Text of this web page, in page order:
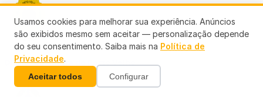
Diário Prefeitura de Porto Velho
Usamos cookies para melhorar sua experiência. Anúncios
são exibidos mesmo sem aceitar — personalização depende
do seu consentimento. Saiba mais na Política de
Privacidade.
Aceitar todos Configurar